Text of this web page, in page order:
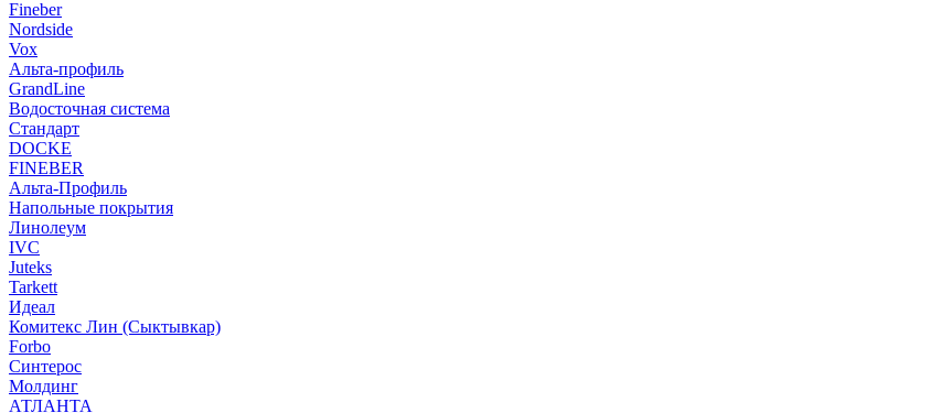
Fineber
Nordside
Vox
Альта-профиль
GrandLine
Водосточная система
Стандарт
DOCKE
FINEBER
Альта-Профиль
Напольные покрытия
Линолеум
IVC
Juteks
Tarkett
Идеал
Комитекс Лин (Сыктывкар)
Forbo
Синтерос
Молдинг
АТЛАНТА